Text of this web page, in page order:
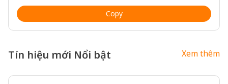
Copy
Tín hiệu mới Nổi bật Xem thêm